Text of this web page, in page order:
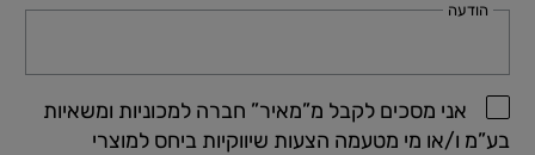
הודעה
אני מסכים לקבל מ”מאיר” חברה למכוניות ומשאיות
בע”מ ו/או מי מטעמה הצעות שיווקיות ביחס למוצרי